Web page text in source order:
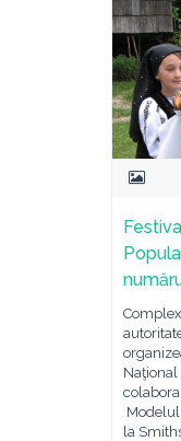
Naţional
la